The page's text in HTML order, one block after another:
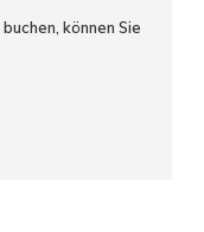
buchen, können Sie